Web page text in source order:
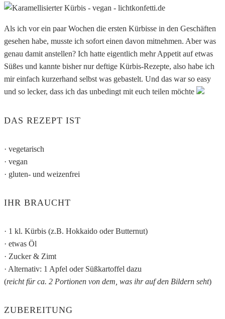
Als ich vor ein paar Wochen die ersten Kürbisse in den Geschäften
gesehen habe, musste ich sofort einen davon mitnehmen. Aber was
genau damit anstellen? Ich hatte eigentlich mehr Appetit auf etwas
Süßes und kannte bisher nur deftige Kürbis-Rezepte, also habe ich
mir einfach kurzerhand selbst was gebastelt. Und das war so easy
und so lecker, dass ich das unbedingt mit euch teilen möchte
DAS REZEPT IST
· vegetarisch
· vegan
· gluten- und weizenfrei
IHR BRAUCHT
· 1 kl. Kürbis (z.B. Hokkaido oder Butternut)
· etwas Öl
· Zucker & Zimt
· Alternativ: 1 Apfel oder Süßkartoffel dazu
(reicht für ca. 2 Portionen von dem, was ihr auf den Bildern seht)
ZUBEREITUNG